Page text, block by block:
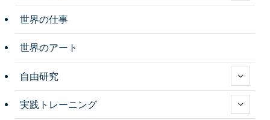
世界の仕事
世界のアート
自由研究
実践トレーニング